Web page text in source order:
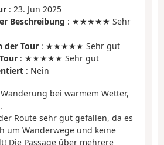
: 23. Jun 2025
Beschreibung : ★★★★★ Sehr
der Tour : ★★★★★ Sehr gut
: ★★★★★ Sehr gut
: Nein
bei warmem Wetter,
Route sehr gut gefallen, da es
um Wanderwege und keine
Die Passage über mehrere